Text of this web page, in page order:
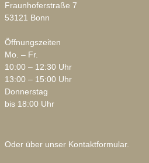
Fraunhoferstraße 7
53121 Bonn
Öffnungszeiten
Mo. – Fr.
10:00 – 12:30 Uhr
13:00 – 15:00 Uhr
Donnerstag
bis 18:00 Uhr
Oder über unser Kontaktformular.